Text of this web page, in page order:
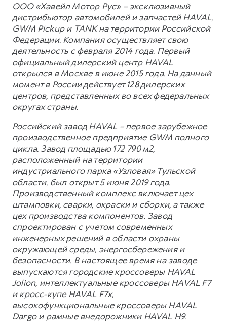
ООО «Хавейл Мотор Рус» – эксклюзивный
дистрибьютор автомобилей и запчастей HAVAL,
GWM Pickup и TANK на территории Российской
Федерации. Компания осуществляет свою
деятельность с февраля 2014 года. Первый
официальный дилерский центр HAVAL
открылся в Москве в июне 2015 года. На данный
момент в России действует 128 дилерских
центров, представленных во всех федеральных
округах страны.
Российский завод HAVAL – первое зарубежное
производственное предприятие GWM полного
цикла. Завод площадью 172 790 м2,
расположенный на территории
индустриального парка «Узловая» Тульской
области, был открыт 5 июня 2019 года.
Производственный комплекс включает цех
штамповки, сварки, окраски и сборки, а также
цех производства компонентов. Завод
спроектирован с учетом современных
инженерных решений в области охраны
окружающей среды, энергосбережения и
безопасности. В настоящее время на заводе
выпускаются городские кроссоверы HAVAL
Jolion, интеллектуальные кроссоверы HAVAL F7
и кросс-купе HAVAL F7x,
высокофункциональные кроссоверы HAVAL
Dargo и рамные внедорожники HAVAL H9.